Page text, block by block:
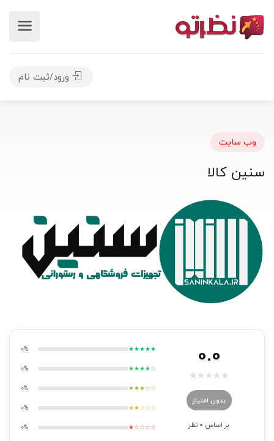
ورود/ثبت نام
وب سایت
سنین کالا
0.0
★
★
★
★
★
بدون امتیاز
بر اساس 0 نظر
★★★★★
0%
★★★★☆
0%
★★★☆☆
0%
★★☆☆☆
0%
★☆☆☆☆
0%